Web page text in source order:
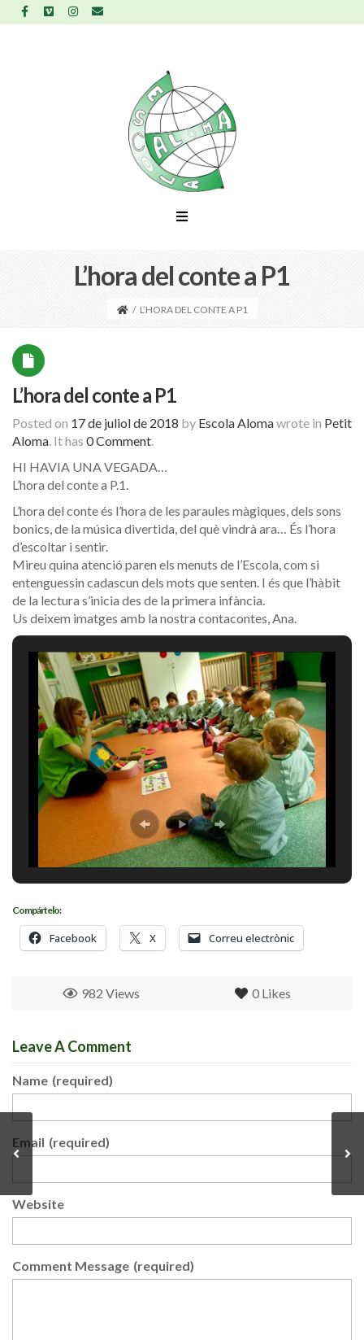
L’hora del conte a P1
/ L’HORA DEL CONTE A P1
L’hora del conte a P1
Posted on 17 de juliol de 2018 by Escola Alomawrote in Petit
Aloma. It has 0 Comment.
HI HAVIA UNA VEGADA…
L’hora del conte a P.1.
L’hora del conte és l’hora de les paraules màgiques, dels sons
bonics, de la música divertida, del què vindrà ara… És l’hora
d’escoltar i sentir.
Mireu quina atenció paren els menuts de l’Escola, com si
entenguessin cadascun dels mots que senten. I és que l’hàbit
de la lectura s’inicia des de la primera infància.
Us deixem imatges amb la nostra contacontes, Ana.
Compártelo:
Facebook X Correu electrònic
0 Likes
982 Views
Leave A Comment
Name (required)
Email (required)
Website
Comment Message (required)